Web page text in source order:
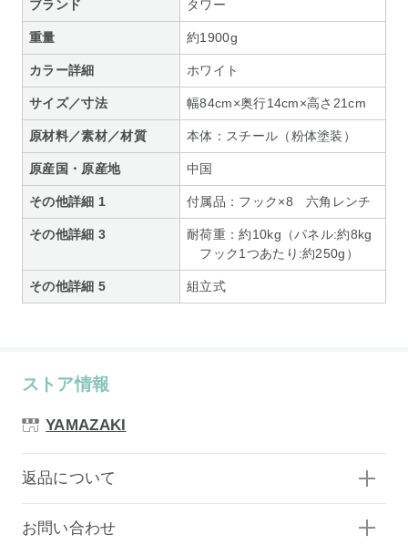
ブランド タワー
重量 約1900g
カラー詳細 ホワイト
サイズ／寸法 幅84cm×奥行14cm×高さ21cm
原材料／素材／材質 本体：スチール（粉体塗装）
原産国・原産地 中国
その他詳細 1 付属品：フック×8 六角レンチ
その他詳細 3
耐荷重：約10kg（パネル:約8kg
フック1つあたり:約250g）
その他詳細 5 組立式
ストア情報
YAMAZAKI
返品について
お問い合わせ